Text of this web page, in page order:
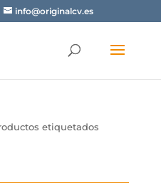
info@originalcv.es
etiquetados